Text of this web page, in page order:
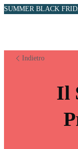
SUMMER BLACK
Indietro
Il